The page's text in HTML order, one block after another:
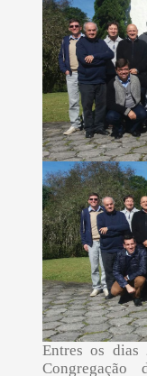
Entres os
Congregação